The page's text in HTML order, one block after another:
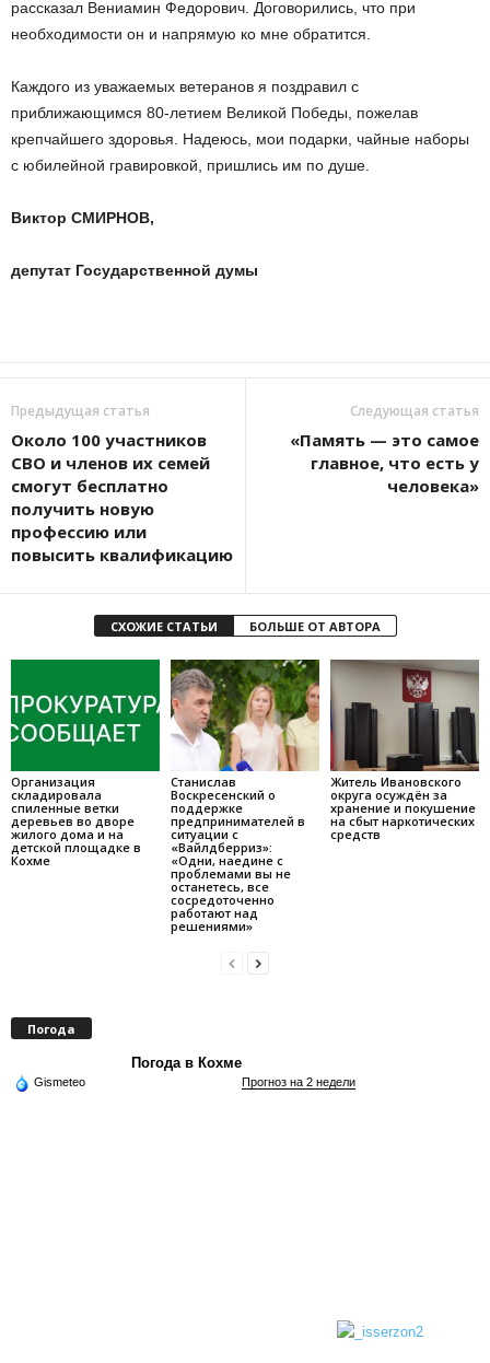
рассказал Вениамин Федорович. Договорились, что при
необходимости он и напрямую ко мне обратится.
Каждого из уважаемых ветеранов я поздравил с
приближающимся 80-летием Великой Победы, пожелав
крепчайшего здоровья. Надеюсь, мои подарки, чайные наборы
с юбилейной гравировкой, пришлись им по душе.
Виктор СМИРНОВ,
депутат Государственной думы
Предыдущая статья
Около 100 участников
СВО и членов их семей
смогут бесплатно
получить новую
профессию или
повысить квалификацию
Следующая статья
«Память — это самое
главное, что есть у
человека»
СХОЖИЕ СТАТЬИ БОЛЬШЕ ОТ АВТОРА
Организация
складировала
спиленные ветки
деревьев во дворе
жилого дома и на
детской площадке в
Кохме
Станислав
Воскресенский о
поддержке
предпринимателей в
ситуации с
«Вайлдберриз»:
«Одни, наедине с
проблемами вы не
останетесь, все
сосредоточенно
работают над
решениями»
Житель Ивановского
округа осуждён за
хранение и покушение
на сбыт наркотических
средств
Погода
Погода в Кохме
Gismeteo Прогноз на 2 недели